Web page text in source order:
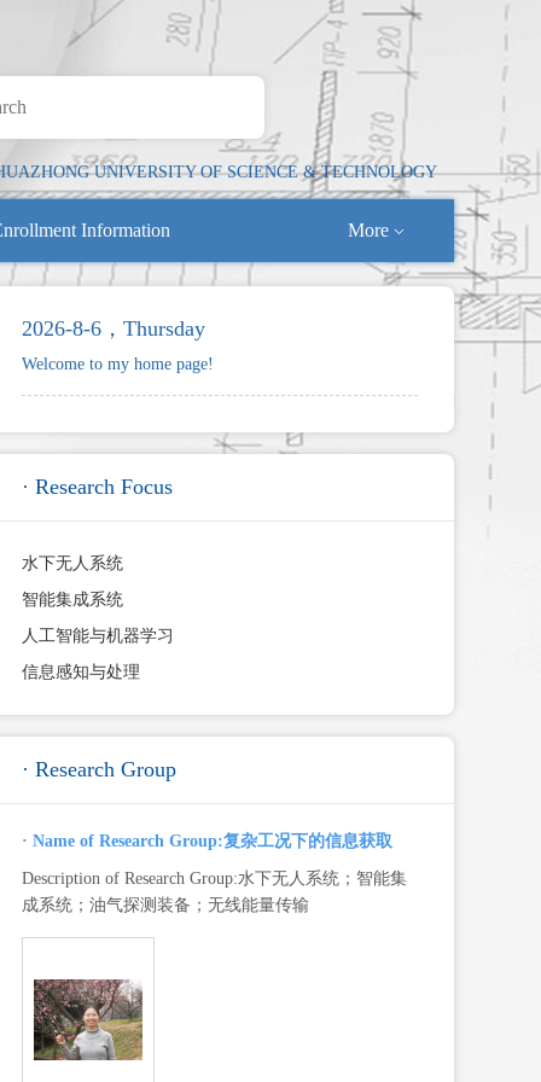
UNIVERSITY OF SCIENCE & TECHNOLOGY
Information More
2026-8-6，Thursday
Welcome to my home page!
· Research Focus
水下无人系统
智能集成系统
人工智能与机器学习
信息感知与处理
· Research Group
· Name of Research Group:复杂工况下的信息获取
Description of Research Group:水下无人系统；智能集
成系统；油气探测装备；无线能量传输